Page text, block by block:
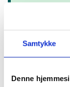
Samtykke
Denne
Om
Forsøget er
folkeskolen,
den nye